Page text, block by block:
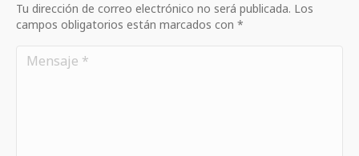
Tu dirección de correo electrónico no será publicada. Los
campos obligatorios están marcados con *